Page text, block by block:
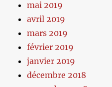
mai 2019
avril 2019
mars 2019
février 2019
janvier 2019
décembre 2018